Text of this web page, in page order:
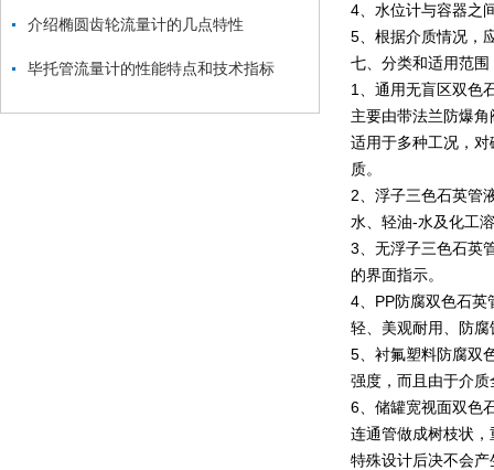
介绍椭圆齿轮流量计的几点特性
毕托管流量计的性能特点和技术指标
4、水位计与容器之
5、根据介质情况，
七、分类和适用范
1、通用无盲区双色
主要由带法兰防爆
适用于多种工况，
质。
2、浮子三色石英管
水、轻油-水及化工
3、无浮子三色石英
的界面指示。
4、PP防腐双色石英
轻、美观耐用、防
5、衬氟塑料防腐双
强度，而且由于介
6、储罐宽视面双色
连通管做成树枝状
特殊设计后决不会